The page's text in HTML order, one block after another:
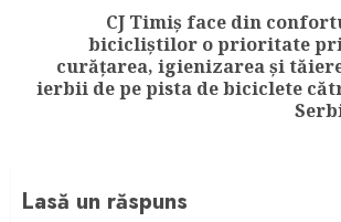
Next
post:
CJ Timiș face din
bicicliștilor o prioritate
curățarea, igienizarea și
ierbii de pe pista de biciclete
Lasă un răspuns